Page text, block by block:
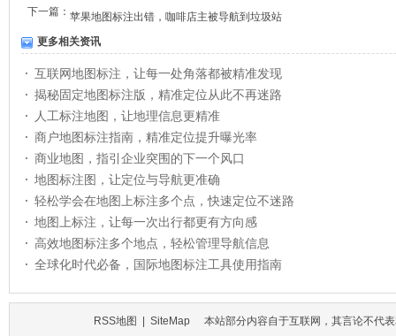
下一篇： 苹果地图标注出错，咖啡店主被导航到垃圾站
更多相关资讯
互联网地图标注，让每一处角落都被精准发现
揭秘固定地图标注版，精准定位从此不再迷路
人工标注地图，让地理信息更精准
商户地图标注指南，精准定位提升曝光率
商业地图，指引企业突围的下一个风口
地图标注图，让定位与导航更准确
轻松学会在地图上标注多个点，快速定位不迷路
地图上标注，让每一次出行都更有方向感
高效地图标注多个地点，轻松管理导航信息
全球化时代必备，国际地图标注工具使用指南
RSS地图 SiteMap 本站部分内容自于互联网，其言论不代